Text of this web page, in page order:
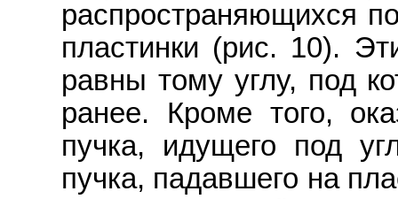
распространяющихся
пластинки (рис. 10).
равны тому углу, под
ранее. Кроме того,
пучка, идущего под
пучка, падавшего на